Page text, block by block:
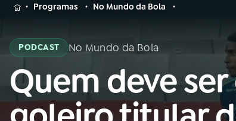
MENU
Buscar
na
Rádio
Nacional
AO VIVO
na
Rádio
Programas No Mundo da Bola
PODCAST No Mundo da Bola
Quem deve ser